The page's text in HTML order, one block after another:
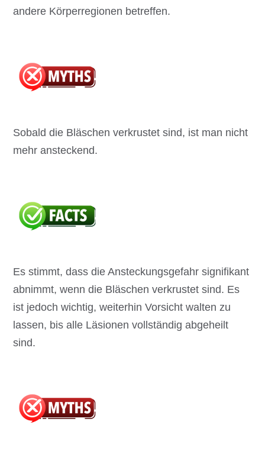
andere Körperregionen betreffen.
Sobald die Bläschen verkrustet sind, ist man nicht
mehr ansteckend.
Es stimmt, dass die Ansteckungsgefahr signifikant
abnimmt, wenn die Bläschen verkrustet sind. Es
ist jedoch wichtig, weiterhin Vorsicht walten zu
lassen, bis alle Läsionen vollständig abgeheilt
sind.